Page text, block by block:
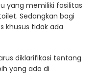
yang memiliki fasilitas
Sedangkan bagi
khusus tidak ada
diklarifikasi tentang
yang ada di